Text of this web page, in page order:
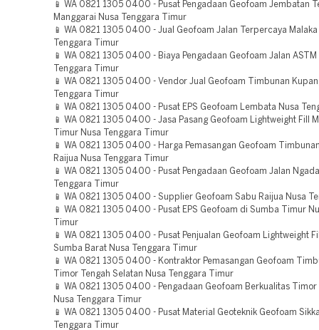
📱 WA 0821 1305 0400 - Pusat Pengadaan Geofoam Jembatan
Manggarai Nusa Tenggara Timur
📱 WA 0821 1305 0400 - Jual Geofoam Jalan Terpercaya Malaka
Tenggara Timur
📱 WA 0821 1305 0400 - Biaya Pengadaan Geofoam Jalan
Tenggara Timur
📱 WA 0821 1305 0400 - Vendor Jual Geofoam Timbunan
Tenggara Timur
📱 WA 0821 1305 0400 - Pusat EPS Geofoam Lembata Nusa
📱 WA 0821 1305 0400 - Jasa Pasang Geofoam Lightweight Fill
Timur Nusa Tenggara Timur
📱 WA 0821 1305 0400 - Harga Pemasangan Geofoam
Raijua Nusa Tenggara Timur
📱 WA 0821 1305 0400 - Pusat Pengadaan Geofoam Jalan
Tenggara Timur
📱 WA 0821 1305 0400 - Supplier Geofoam Sabu Raijua Nusa
📱 WA 0821 1305 0400 - Pusat EPS Geofoam di Sumba Timur
Timur
📱 WA 0821 1305 0400 - Pusat Penjualan Geofoam Lightweight
Sumba Barat Nusa Tenggara Timur
📱 WA 0821 1305 0400 - Kontraktor Pemasangan Geofoam
Timor Tengah Selatan Nusa Tenggara Timur
📱 WA 0821 1305 0400 - Pengadaan Geofoam Berkualitas Timor
Nusa Tenggara Timur
📱 WA 0821 1305 0400 - Pusat Material Geoteknik Geofoam
Tenggara Timur